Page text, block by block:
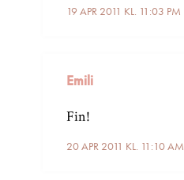
19 APR 2011 KL. 11:03 PM
Emili
20 APR 2011 KL. 11:10 AM
Fin!